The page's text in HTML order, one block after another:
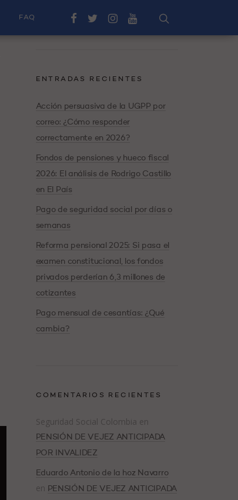
FAQ
ENTRADAS RECIENTES
Acción persuasiva de la UGPP por
correo: ¿Cómo responder
correctamente en 2026?
Fondos de pensiones y hueco fiscal
2026: El análisis de Rodrigo Castillo
en El País
Pago de seguridad social por días o
semanas
Reforma pensional 2025: Si pasa el
examen constitucional, los fondos
privados perderían 6,3 millones de
cotizantes
Pago mensual de cesantías: ¿Qué
cambia?
COMENTARIOS RECIENTES
Seguridad Social Colombia en
PENSIÓN DE VEJEZ ANTICIPADA
POR INVALIDEZ
Eduardo Antonio de la hoz Navarro
en PENSIÓN DE VEJEZ ANTICIPADA